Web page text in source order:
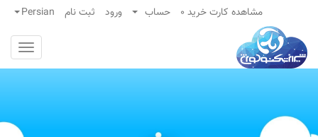
مشاهده کارت خرید 0 حساب ورود ثبت نام Persian